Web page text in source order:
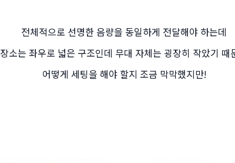
전체적으로 선명한 음량을 동일하게 전달해야 하는데
장소는 좌우로 넓은 구조인데 무대 자체는 굉장히 작았기 때
어떻게 세팅을 해야 할지 조금 막막했지만!